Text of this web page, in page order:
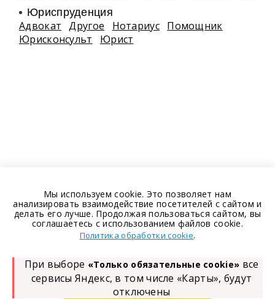
Юриспруденция
Адвокат Другое Нотариус Помощник
Юрисконсульт
Юрист
Мы используем cookie. Это позволяет нам
анализировать взаимодействие посетителей с сайтом и
делать его лучше. Продолжая пользоваться сайтом, вы
соглашаетесь с использованием файлов cookie.
Политика обработки cookie.
При выборе «Только обязательные cookie» все
сервисы Яндекс, в том числе «Карты», будут
отключены